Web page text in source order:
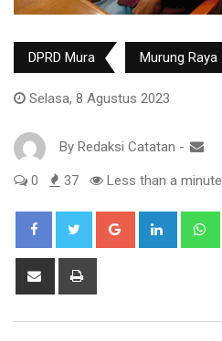
DPRD Mura Murung Raya
Selasa, 8 Agustus 2023
By Redaksi Catatan -
0 37 Less than a minute
Google+ LinkedIn
Share